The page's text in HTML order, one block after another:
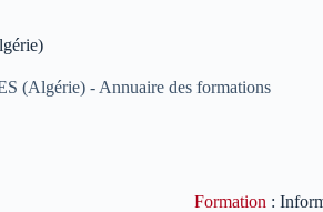
(Algérie) - Annuaire des formations
Formation :